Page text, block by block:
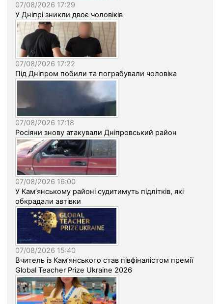
07/08/2026 17:29
У Дніпрі зникли двоє чоловіків
07/08/2026 17:22
Під Дніпром побили та пограбували чоловіка
07/08/2026 17:18
Росіяни знову атакували Дніпровський район
07/08/2026 16:00
У Кам’янському районі судитимуть підлітків, які
обкрадали автівки
07/08/2026 15:40
Вчитель із Кам’янського став півфіналістом премії
Global Teacher Prize Ukraine 2026